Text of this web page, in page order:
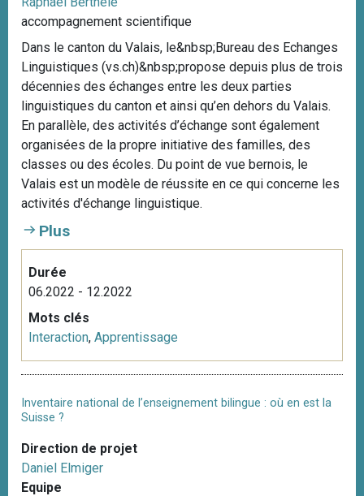
accompagnement scientifique
Dans le canton du Valais, le&nbsp;Bureau des Echanges
Linguistiques (vs.ch)&nbsp;propose depuis plus de trois
décennies des échanges entre les deux parties
linguistiques du canton et ainsi qu’en dehors du Valais.
En parallèle, des activités d’échange sont également
organisées de la propre initiative des familles, des
classes ou des écoles. Du point de vue bernois, le
Valais est un modèle de réussite en ce qui concerne les
activités d'échange linguistique.
Plus
Durée
06.2022 - 12.2022
Mots clés
Interaction, Apprentissage
Inventaire national de l’enseignement bilingue : où en est la
Suisse ?
Direction de projet
Daniel Elmiger
Equipe